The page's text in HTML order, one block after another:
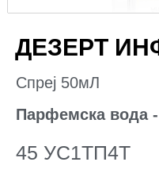
ДЕЗЕРТ
Спреј 50мЛ
Парфемска вода -
45 УС1ТП4Т